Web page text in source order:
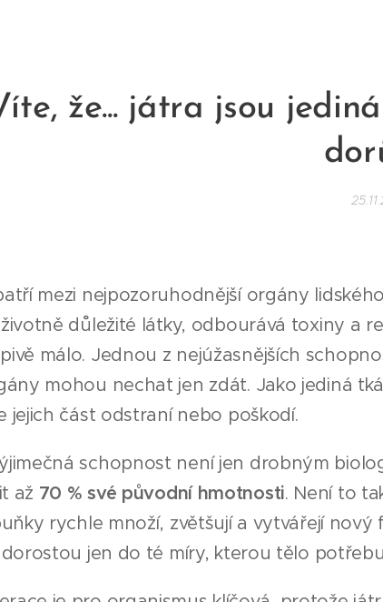
že... játra jsou
mezi nejpozoruhodnější orgány
důležité látky, odbourává toxiny a
málo. Jednou z nejúžasnějších
mohou nechat jen zdát. Jako jediná
jejich část odstraní nebo poškodí.
schopnost není jen drobným
až 70 % své původní hmotnosti. Není to
rychle množí, zvětšují a vytvářejí
jen do té míry, kterou tělo